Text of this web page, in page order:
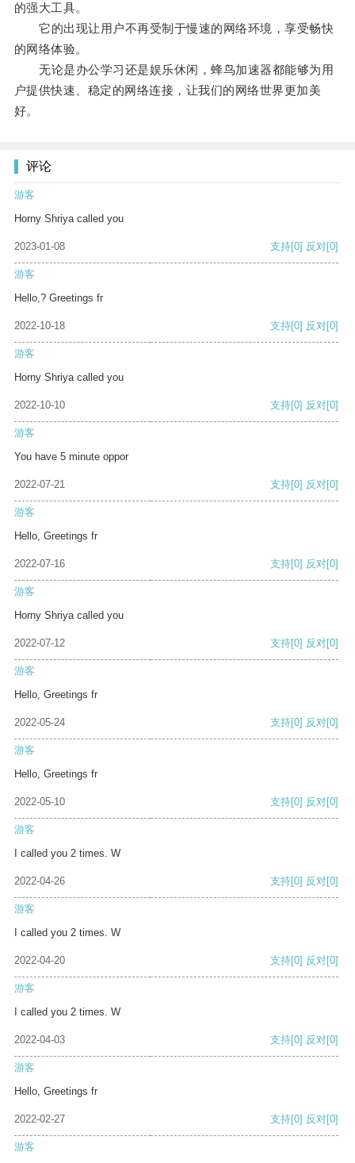
的强大工具。
它的出现让用户不再受制于慢速的网络环境，享受畅快
的网络体验。
无论是办公学习还是娱乐休闲，蜂鸟加速器都能够为用
户提供快速、稳定的网络连接，让我们的网络世界更加美
好。
评论
游客
Horny Shriya called you
2023-01-08 支持[0] 反对[0]
游客
Hello,? Greetings fr
2022-10-18 支持[0] 反对[0]
游客
Horny Shriya called you
2022-10-10 支持[0] 反对[0]
游客
You have 5 minute oppor
2022-07-21 支持[0] 反对[0]
游客
Hello, Greetings fr
2022-07-16 支持[0] 反对[0]
游客
Horny Shriya called you
2022-07-12 支持[0] 反对[0]
游客
Hello, Greetings fr
2022-05-24 支持[0] 反对[0]
游客
Hello, Greetings fr
2022-05-10 支持[0] 反对[0]
游客
I called you 2 times. W
2022-04-26 支持[0] 反对[0]
游客
I called you 2 times. W
2022-04-20 支持[0] 反对[0]
游客
I called you 2 times. W
2022-04-03 支持[0] 反对[0]
游客
Hello, Greetings fr
2022-02-27 支持[0] 反对[0]
游客